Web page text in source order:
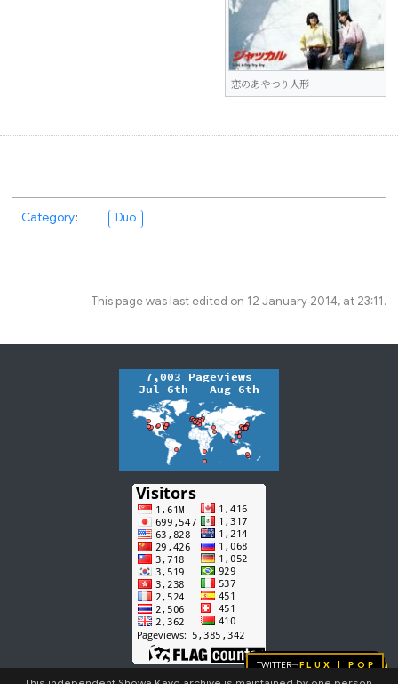
恋のあやつり人形
Category: Duo
This page was last edited on 12 January 2014, at 23:11.
Twitter→FLUX | pop